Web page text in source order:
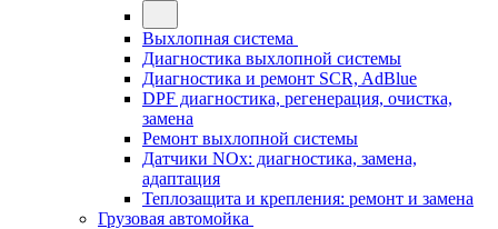
Выхлопная система
Диагностика выхлопной системы
Диагностика и ремонт SCR, AdBlue
DPF диагностика, регенерация, очистка,
замена
Ремонт выхлопной системы
Датчики NOx: диагностика, замена,
адаптация
Теплозащита и крепления: ремонт и замена
Грузовая автомойка